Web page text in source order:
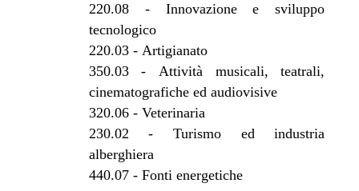
220.08- Innovazione e sviluppo
tecnologico
220.03- Artigianato
350.03-Attività musicali, teatrali,
cinematografiche ed audiovisive
320.06- Veterinaria
230.02 -Turismo ed industria
alberghiera
440.07- Fonti energetiche